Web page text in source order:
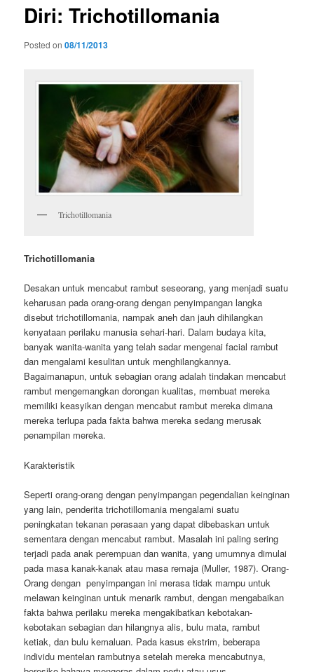
Diri: Trichotillomania
Posted on08/11/2013
Trichotillomania
Trichotillomania
Desakan untuk mencabut rambut seseorang, yang menjadi suatu
keharusan pada orang-orang dengan penyimpangan langka
disebut trichotillomania, nampak aneh dan jauh dihilangkan
kenyataan perilaku manusia sehari-hari. Dalam budaya kita,
banyak wanita-wanita yang telah sadar mengenai facial rambut
dan mengalami kesulitan untuk menghilangkannya.
Bagaimanapun, untuk sebagian orang adalah tindakan mencabut
rambut mengemangkan dorongan kualitas, membuat mereka
memiliki keasyikan dengan mencabut rambut mereka dimana
mereka terlupa pada fakta bahwa mereka sedang merusak
penampilan mereka.
Karakteristik
Seperti orang-orang dengan penyimpangan pegendalian keinginan
yang lain, penderita trichotillomania mengalami suatu
peningkatan tekanan perasaan yang dapat dibebaskan untuk
sementara dengan mencabut rambut. Masalah ini paling sering
terjadi pada anak perempuan dan wanita, yang umumnya dimulai
pada masa kanak-kanak atau masa remaja (Muller, 1987). Orang-
Orang dengan penyimpangan ini merasa tidak mampu untuk
melawan keinginan untuk menarik rambut, dengan mengabaikan
fakta bahwa perilaku mereka mengakibatkan kebotakan-
kebotakan sebagian dan hilangnya alis, bulu mata, rambut
ketiak, dan bulu kemaluan. Pada kasus ekstrim, beberapa
individu mentelan rambutnya setelah mereka mencabutnya,